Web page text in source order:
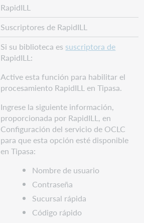
RapidILL
Suscriptores de RapidILL
Si su biblioteca es suscriptora de
RapidILL:
Active esta función para habilitar el
procesamiento RapidILL en Tipasa.
Ingrese la siguiente información,
proporcionada por RapidILL, en
Configuración del servicio de OCLC
para que esta opción esté disponible
en Tipasa:
Nombre de usuario
Contraseña
Sucursal rápida
Código rápido